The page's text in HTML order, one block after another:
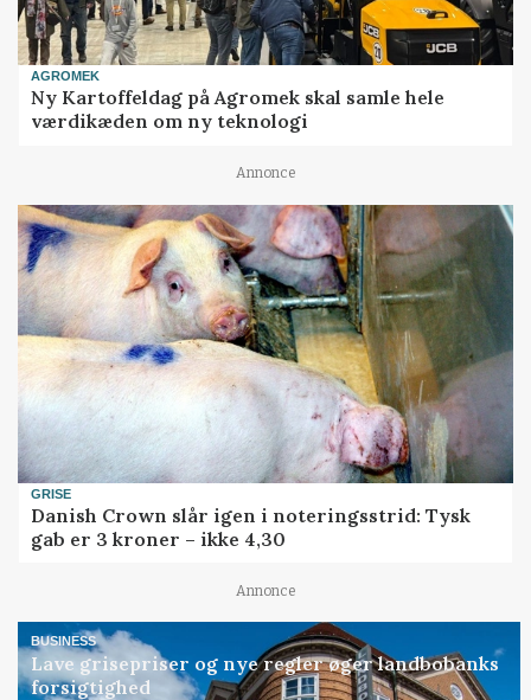
AGROMEK
Ny Kartoffeldag på Agromek skal samle hele
værdikæden om ny teknologi
Annonce
GRISE
Danish Crown slår igen i noteringsstrid: Tysk
gab er 3 kroner – ikke 4,30
Annonce
BUSINESS
Lave grisepriser og nye regler øger landbobanks
forsigtighed